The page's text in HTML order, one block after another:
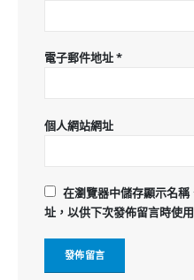
電子郵件地址*
個人網站網址
在瀏覽器中儲存顯示名
址，以供下次發佈留言時使用